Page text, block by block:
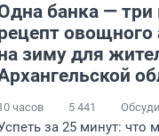
банка — три
овощного
зиму для
часов 5 441
за 25 минут: что